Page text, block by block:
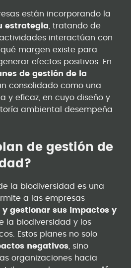
están incorporando la
estrategia, tratando de
interactúan con
margen existe para
efectos positivos. En
de gestión de la
consolidado como una
y eficaz, en cuyo diseño y
ambiental desempeña
de gestión de
la biodiversidad es una
a las empresas
gestionar sus impactos y
la biodiversidad y los
Estos planes no solo
negativos, sino
organizaciones hacia